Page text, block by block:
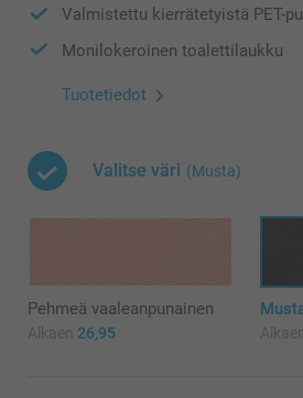
Valmistettu kierrätetyistä PET-
Monilokeroinen toalettilaukku
Tuotetiedot
Valitse väri (Musta)
Pehmeä vaaleanpunainen
Alkaen 26,95 Alkaen